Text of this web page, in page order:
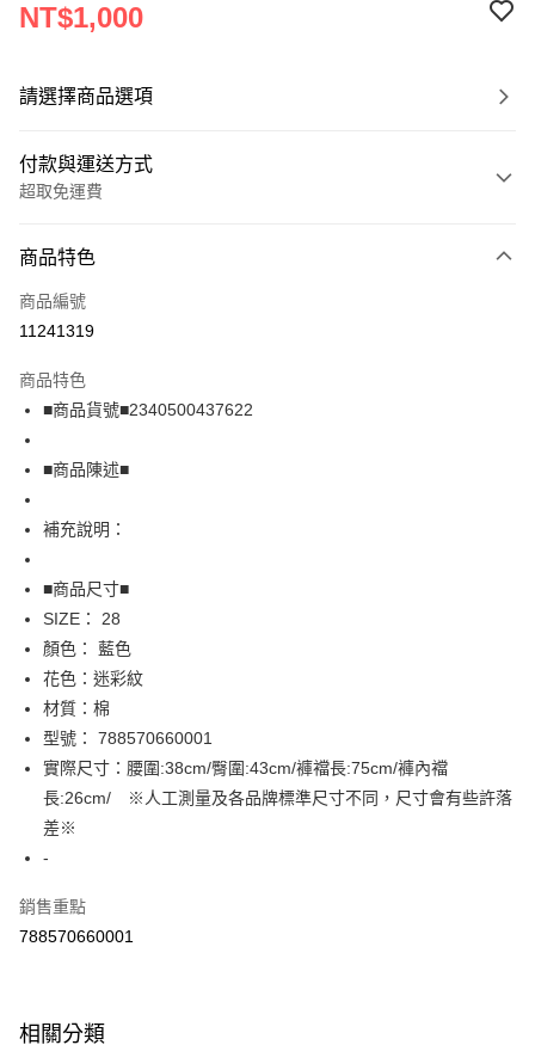
NT$1,000
請選擇商品選項
付款與運送方式
超取免運費
信用卡一次付款
超商取貨付款
Apple Pay
街口支付
全盈+PAY
AFTEE先享後付
相關說明
【關於「AFTEE先享後付」】
AFTEE先享後付是「在收到商品之後才付款」的支付方式。 讓您購物簡單
便利好安心！
１．簡單：不需註冊會員、不需綁卡、不需儲值。
３．安心：先確認商品／服務後，再付款。
【「AFTEE先享後付」結帳流程】
１．於結帳方式選擇「AFTEE先享後付」後，將跳轉至「AFTEE先享後付」
結帳頁面，進行簡訊認證並確認金額後，即可完成結帳。
ATM／網路銀行／等多元方式進行付款，方視為交易完成。
※ 請注意：結帳手續完成當下不需立刻繳費，但若您需要取消訂單，請聯絡
購買商品的店家。未經商家同意取消之訂單仍視為有效，需透過AFTEE先享
客戶支援中心」
運送方式
全家取貨付款
免運費
免運費
7-11取貨付款
付款後7-11取貨
商品特色
商品編號
11241319
商品特色
■商品貨號■2340500437622
■商品陳述■
補充說明：
■商品尺寸■
SIZE： 28
顏色： 藍色
花色：迷彩紋
材質：棉
型號： 788570660001
實際尺寸：腰圍:38cm/臀圍:43cm/褲襠長:75cm/褲內襠
長:26cm/ ※人工測量及各品牌標準尺寸不同，尺寸會有些許落
差※
-
銷售重點
788570660001
相關分類